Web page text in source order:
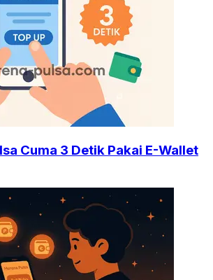
Cuma 3 Detik Pakai E-Wallet